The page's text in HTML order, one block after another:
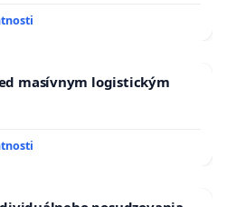
masívnym logistickým